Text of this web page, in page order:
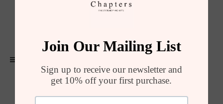
Ürünler Pocket Journal, Olive